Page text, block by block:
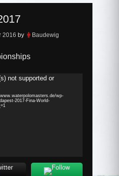
2016 by Baudewig
not supported or
wp-
2017-Fina-World-